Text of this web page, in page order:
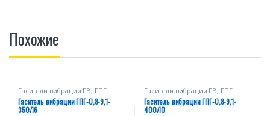
Похожие
Гасители вибрации ГВ, ГПГ
Гаситель вибрации ГПГ-0,8-9,1-
350/16
Гасители вибрации ГВ, ГПГ
Гаситель вибрации ГПГ-0,8-9,1-
400/10